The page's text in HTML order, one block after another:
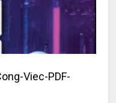
Viec-PDF-